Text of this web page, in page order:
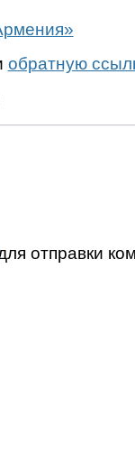
обратную
отправки